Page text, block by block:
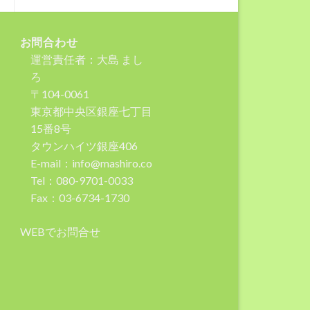
お問合わせ
運営責任者：大島 まし
ろ
〒104-0061
東京都中央区銀座七丁目
15番8号
タウンハイツ銀座406
E-mail：info@mashiro.co
Tel：080-9701-0033
Fax：03-6734-1730
WEBでお問合せ